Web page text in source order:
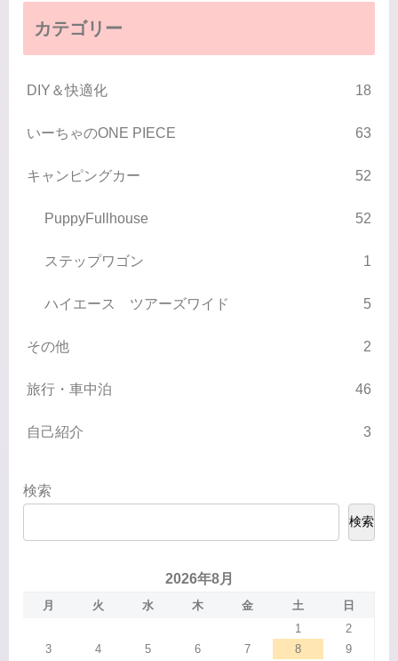
カテゴリー
DIY＆快適化 18
いーちゃのONE PIECE 63
キャンピングカー 52
PuppyFullhouse 52
ステップワゴン 1
ハイエース ツアーズワイド 5
その他 2
旅行・車中泊 46
自己紹介 3
検索
検索
2026年8月
月 火 水 木 金 土
日
1
2
3
4 5 6 7 8
9